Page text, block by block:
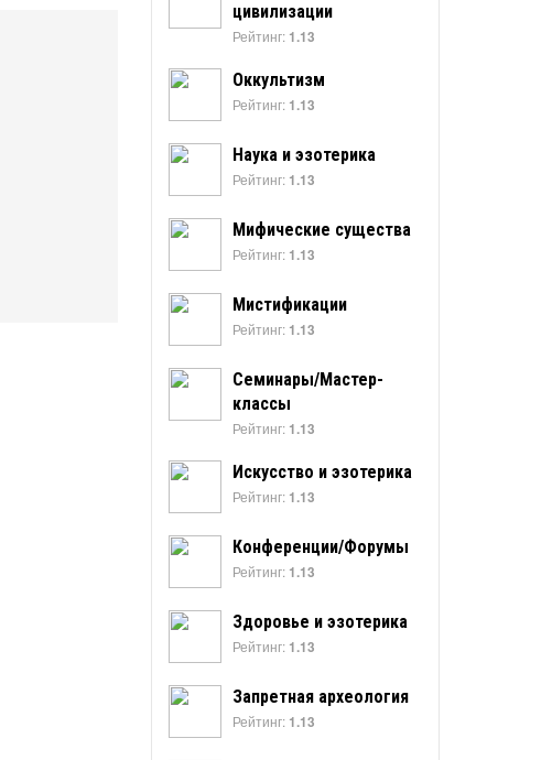
цивилизации
Рейтинг: 1.13
Оккультизм
Рейтинг: 1.13
Наука и эзотерика
Рейтинг: 1.13
Мифические существа
Рейтинг: 1.13
Мистификации
Рейтинг: 1.13
Семинары/Мастер-
классы
Рейтинг: 1.13
Искусство и эзотерика
Рейтинг: 1.13
Конференции/Форумы
Рейтинг: 1.13
Здоровье и эзотерика
Рейтинг: 1.13
Запретная археология
Рейтинг: 1.13